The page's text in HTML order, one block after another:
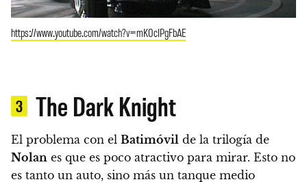
https://www.youtube.com/watch?v=mK0cIPgFbAE
3 The Dark Knight
El problema con el Batimóvil de la trilogía de
Nolan es que es poco atractivo para mirar. Esto no
es tanto un auto, sino más un tanque medio